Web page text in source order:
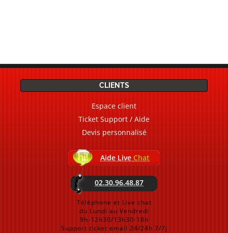
CLIENTS
Espace client
Ticket Support / Aide
Devis personnalisé
Aide Live Chat
02.30.96.48.87
Téléphone et Live chat
du Lundi au Vendredi
9h-12h30/13h30-18h
Support ticket email 24/24h 7/7j